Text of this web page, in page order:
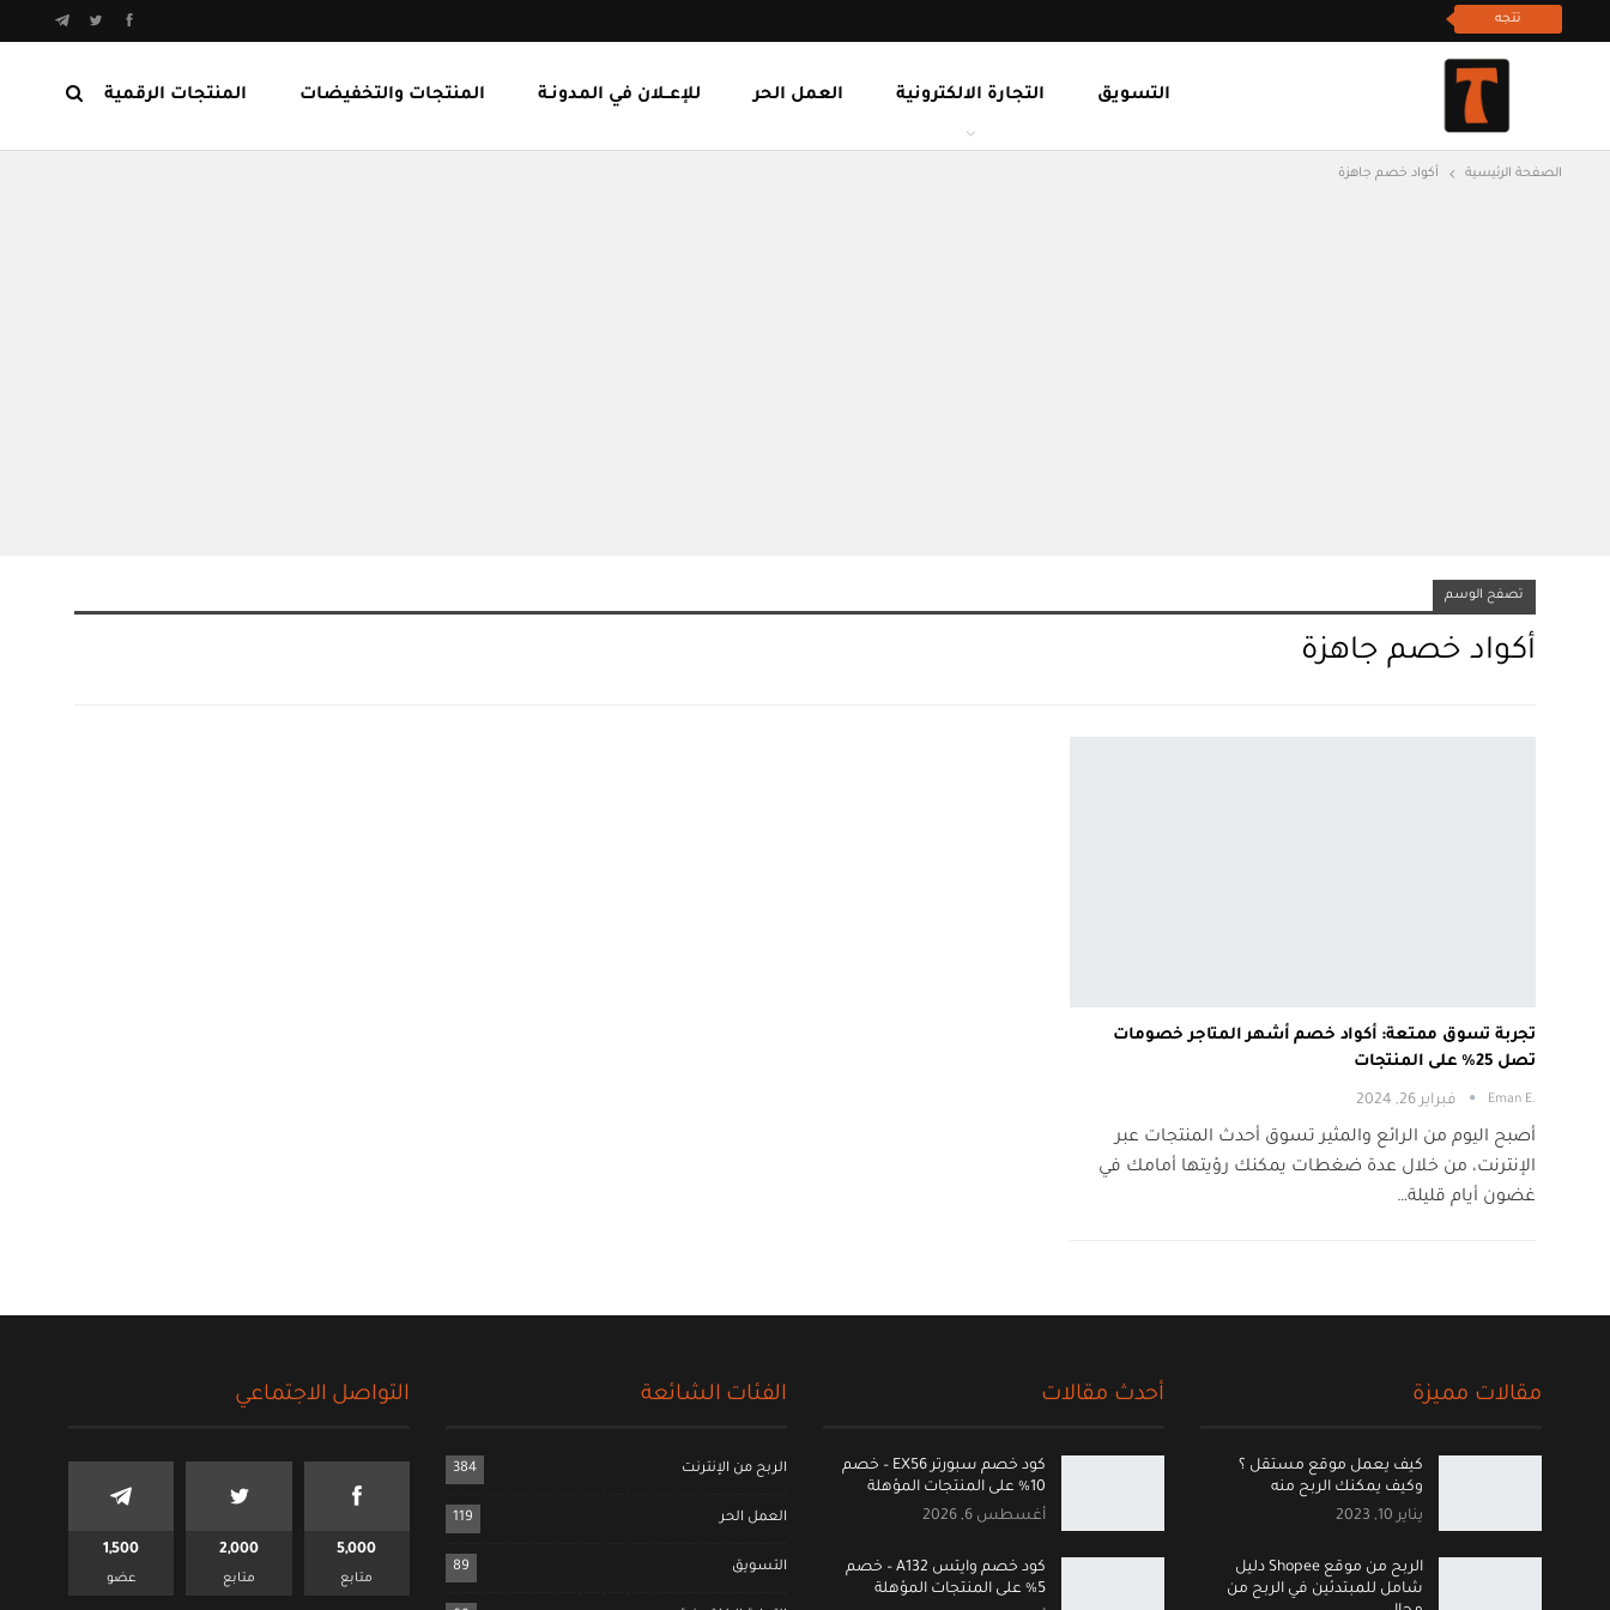
تتجه
المنتجات الرقمية المنتجات والتخفيضات للإعــلان في المدونـة العمل الحر التجارة الالكترونية التسويق
الصفحة الرئيسية أكواد خصم جاهزة
تصفح الوسم
أكواد خصم جاهزة
تجربة تسوق ممتعة: أكواد خصم أشهر المتاجر خصومات
تصل 25% على المنتجات
.Eman E فبراير 26, 2024
أصبح اليوم من الرائع والمثير تسوق أحدث المنتجات عبر
الإنترنت، من خلال عدة ضغطات يمكنك رؤيتها أمامك في
غضون أيام قليلة…
مقالات مميزة
كيف يعمل موقع مستقل ؟
وكيف يمكنك الربح منه
يناير 10, 2023
الربح من موقع Shopee دليل
شامل للمبتدئين في الربح من
أحدث مقالات
كود خصم سبورتر EX56 – خصم
10% على المنتجات المؤهلة
أغسطس 6, 2026
كود خصم وايتس A132 – خصم
5% على المنتجات المؤهلة
الفئات الشائعة
الربح من الإنترنت 384
العمل الحر 119
التسويق 89
التواصل الاجتماعي
5,000
متابع
2,000
متابع
1,500
عضو